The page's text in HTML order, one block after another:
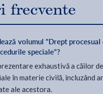
frecvente
volumul "Drept
speciale"?
exhaustivă a căilor
în materie civilă, incluzând
ale acestora.